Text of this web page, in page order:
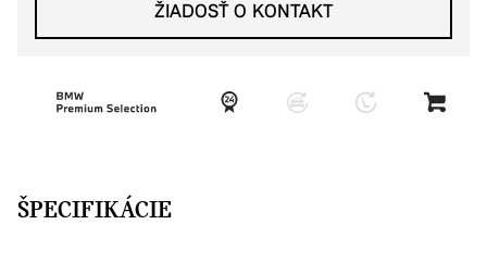
ŽIADOSŤ O KONTAKT
ŠPECIFIKÁCIE